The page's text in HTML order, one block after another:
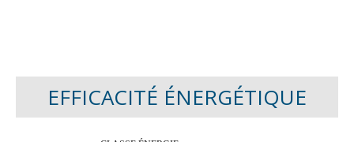
EFFICACITÉ ÉNERGÉTIQUE